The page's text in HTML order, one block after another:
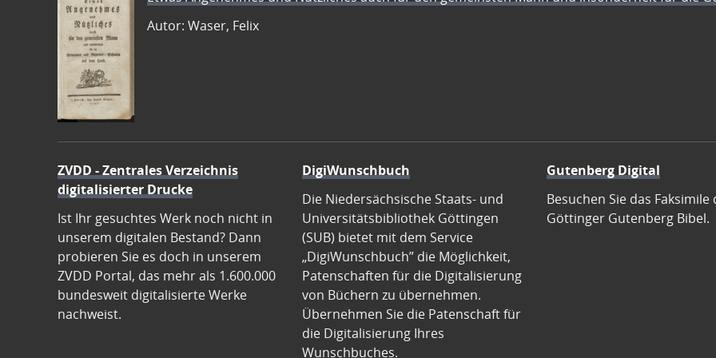
Autor: Waser, Felix
ZVDD - Zentrales Verzeichnis
digitalisierter Drucke
Ist Ihr gesuchtes Werk noch nicht in
unserem digitalen Bestand? Dann
probieren Sie es doch in unserem
ZVDD Portal, das mehr als 1.600.000
bundesweit digitalisierte Werke
nachweist.
DigiWunschbuch
Die Niedersächsische Staats- und
Universitätsbibliothek Göttingen
(SUB) bietet mit dem Service
„DigiWunschbuch” die Möglichkeit,
Patenschaften für die Digitalisierung
von Büchern zu übernehmen.
Übernehmen Sie die Patenschaft für
die Digitalisierung Ihres
Wunschbuches.
Gutenberg Digital
Besuchen Sie das Faksimile
Göttinger Gutenberg Bibel.